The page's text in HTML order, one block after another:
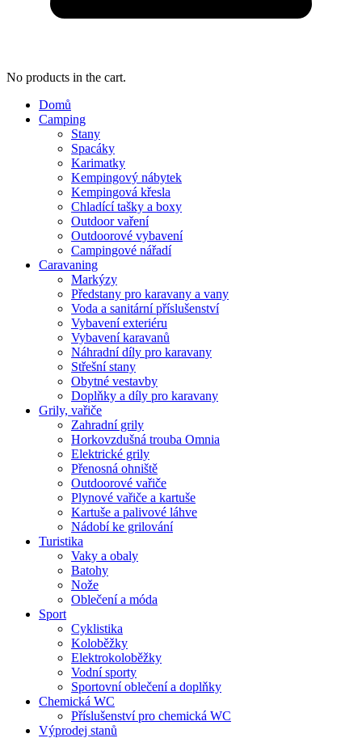
No products in the cart.
Domů
Camping
Stany
Spacáky
Karimatky
Kempingový nábytek
Kempingová křesla
Chladící tašky a boxy
Outdoor vaření
Outdoorové vybavení
Campingové nářadí
Caravaning
Markýzy
Předstany pro karavany a vany
Voda a sanitární příslušenství
Vybavení exteriéru
Vybavení karavanů
Náhradní díly pro karavany
Střešní stany
Obytné vestavby
Doplňky a díly pro karavany
Grily, vařiče
Zahradní grily
Horkovzdušná trouba Omnia
Elektrické grily
Přenosná ohniště
Outdoorové vařiče
Plynové vařiče a kartuše
Kartuše a palivové láhve
Nádobí ke grilování
Turistika
Vaky a obaly
Batohy
Nože
Oblečení a móda
Sport
Cyklistika
Koloběžky
Elektrokoloběžky
Vodní sporty
Sportovní oblečení a doplňky
Chemická WC
Příslušenství pro chemická WC
Výprodej stanů